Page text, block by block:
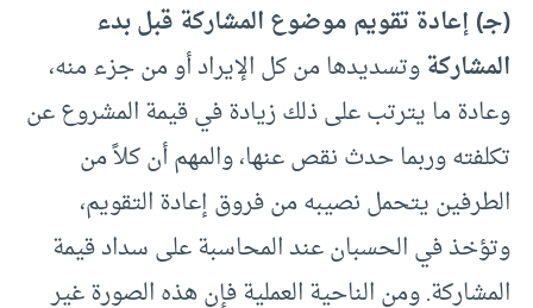
(جـ)إعادة تقويم موضوع المشاركة قبل بدء
المشاركةوتسديدها من كل الإيراد أو من جزء منه،
وعادة ما يترتب على ذلك زيادة في قيمة المشروع عن
تكلفته وربما حدث نقص عنها، والمهم أن كلاً من
الطرفين يتحمل نصيبه من فروق إعادة التقويم،
وتؤخذ في الحسبان عند المحاسبة على سداد قيمة
المشاركة. ومن الناحية العملية فإن هذه الصورة غير